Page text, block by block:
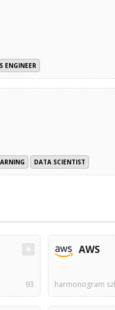
ENGINEER
DATA SCIENTIST
93
AWS
harmonogram